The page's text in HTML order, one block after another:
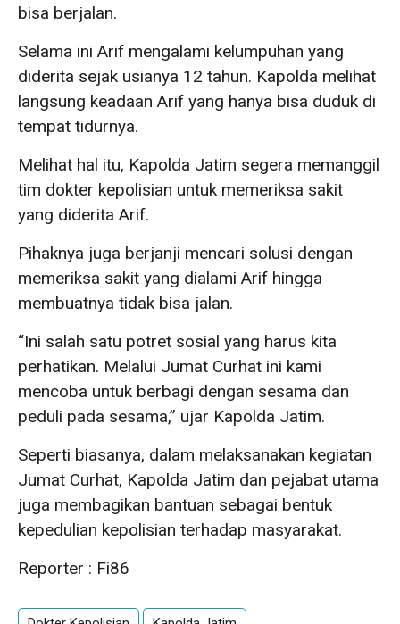
bisa berjalan.
Selama ini Arif mengalami kelumpuhan yang
diderita sejak usianya 12 tahun. Kapolda melihat
langsung keadaan Arif yang hanya bisa duduk di
tempat tidurnya.
Melihat hal itu, Kapolda Jatim segera memanggil
tim dokter kepolisian untuk memeriksa sakit
yang diderita Arif.
Pihaknya juga berjanji mencari solusi dengan
memeriksa sakit yang dialami Arif hingga
membuatnya tidak bisa jalan.
“Ini salah satu potret sosial yang harus kita
perhatikan. Melalui Jumat Curhat ini kami
mencoba untuk berbagi dengan sesama dan
peduli pada sesama,” ujar Kapolda Jatim.
Seperti biasanya, dalam melaksanakan kegiatan
Jumat Curhat, Kapolda Jatim dan pejabat utama
juga membagikan bantuan sebagai bentuk
kepedulian kepolisian terhadap masyarakat.
Reporter : Fi86